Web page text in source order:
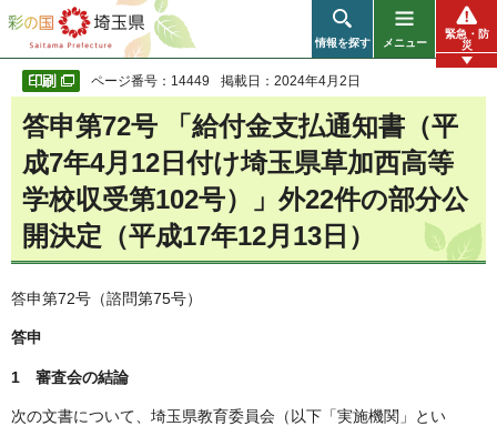
彩の国 埼玉県
情報を探す メニュー
緊急・防
災
ページ番号：14449 掲載日：2024年4月2日
答申第72号 「給付金支払通知書（平
成7年4月12日付け埼玉県草加西高等
学校収受第102号）」外22件の部分公
開決定（平成17年12月13日）
答申第72号（諮問第75号）
答申
1 審査会の結論
次の文書について、埼玉県教育委員会（以下「実施機関」とい